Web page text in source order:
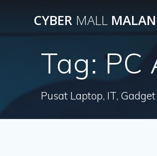
CYBER MALL
Tag: PC
Pusat Laptop, IT,